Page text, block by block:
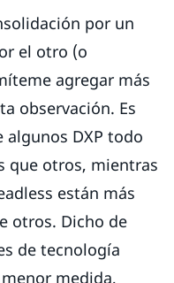
por un
el otro (o
agregar más
observación. Es
DXP todo
que otros, mientras
están más
otros. Dicho de
de tecnología
medida,